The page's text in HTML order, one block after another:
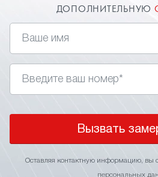
ДОПОЛНИТЕЛЬНУЮ
Вызвать
Оставляя контактную информацию, вы
персональных